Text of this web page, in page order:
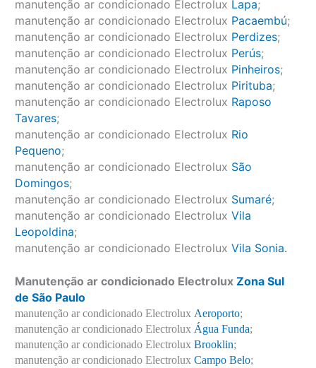
manutenção ar condicionado Electrolux Lapa;
manutenção ar condicionado Electrolux Pacaembú;
manutenção ar condicionado Electrolux Perdizes;
manutenção ar condicionado Electrolux Perús;
manutenção ar condicionado Electrolux Pinheiros;
manutenção ar condicionado Electrolux Pirituba;
manutenção ar condicionado Electrolux Raposo
Tavares;
manutenção ar condicionado Electrolux Rio
Pequeno;
manutenção ar condicionado Electrolux São
Domingos;
manutenção ar condicionado Electrolux Sumaré;
manutenção ar condicionado Electrolux Vila
Leopoldina;
manutenção ar condicionado Electrolux Vila Sonia.
Manutenção ar condicionado ElectroluxZona Sul
de São Paulo
manutenção ar condicionado Electrolux Aeroporto;
manutenção ar condicionado Electrolux Água Funda;
manutenção ar condicionado Electrolux Brooklin;
manutenção ar condicionado Electrolux Campo Belo;